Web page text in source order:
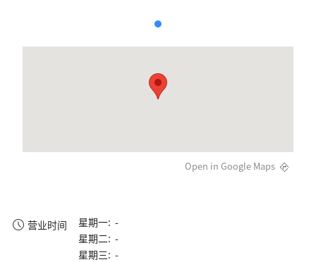
Open in Google Maps
营业时间
星期一: -
星期二: -
星期三: -